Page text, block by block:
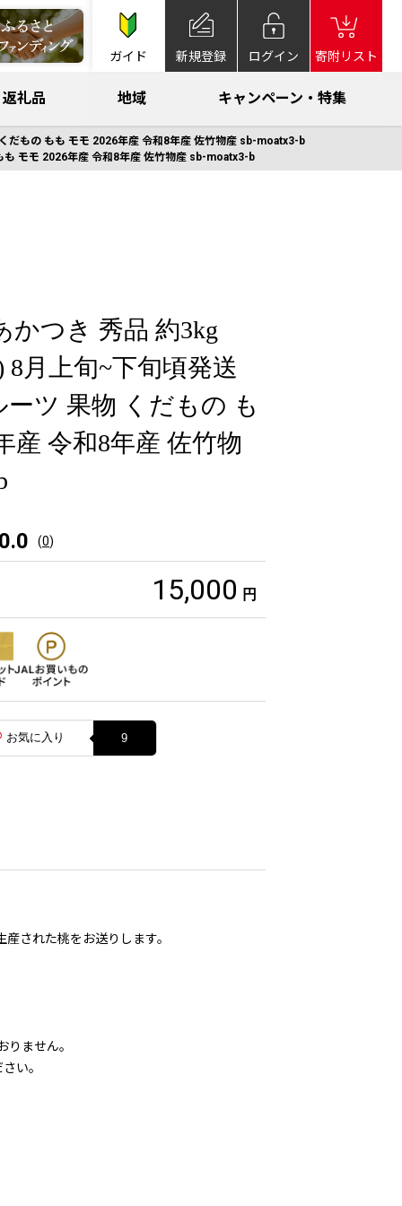
ガイド 新規登録 ログイン 寄附リスト
返礼品 地域 キャンペーン・特集
だもの もも モモ 2026年産 令和8年産 佐竹物産 sb-moatx3-b
も モモ 2026年産 令和8年産 佐竹物産 sb-moatx3-b
かつき 秀品 約3kg
8月上旬~下旬頃発送
ーツ 果物 くだもの も
産 令和8年産 佐竹物
0.0 (0)
15,000 円
お気に入り 9
された桃をお送りします。
ません。
い。